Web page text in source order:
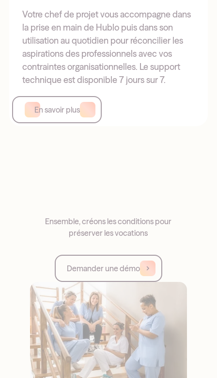
Votre chef de projet vous accompagne dans
la prise en main de Hublo puis dans son
utilisation au quotidien pour réconcilier les
aspirations des professionnels avec vos
contraintes organisationnelles. Le support
technique est disponible 7 jours sur 7.
En savoir plus
Ensemble, créons les conditions pour
préserver les vocations
Demander une démo